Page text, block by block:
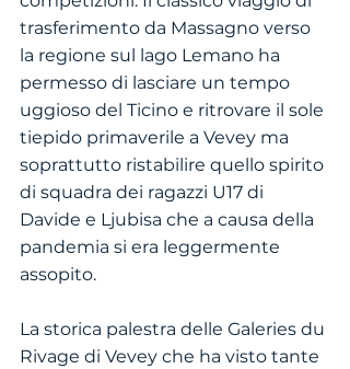
trasferimento da Massagno verso
la regione sul lago Lemano ha
permesso di lasciare un tempo
uggioso del Ticino e ritrovare il sole
tiepido primaverile a Vevey ma
soprattutto ristabilire quello spirito
di squadra dei ragazzi U17 di
Davide e Ljubisa che a causa della
pandemia si era leggermente
assopito.
La storica palestra delle Galeries du
Rivage di Vevey che ha visto tante